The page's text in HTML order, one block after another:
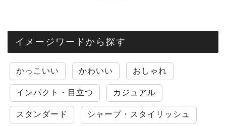
イメージワードから探す
かっこいい かわいい おしゃれ
インパクト・目立つ カジュアル
スタンダード シャープ・スタイリッシュ